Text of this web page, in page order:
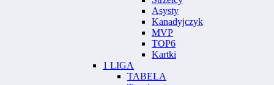
Asysty
Kanadyjczyk
MVP
TOP6
Kartki
1 LIGA
TABELA